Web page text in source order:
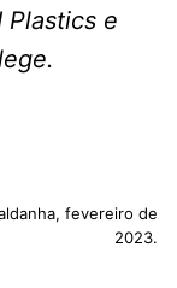
Plastics e
fevereiro de
2023.